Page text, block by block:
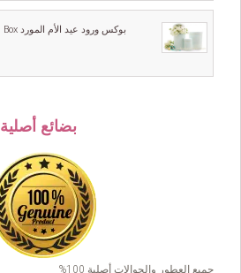
Mother's Day Flowers Floral Box بوكس ورود عيد الأم المورد
Genuine Products بضائع أصلية
جميع العطور والجوالات أصلية 100%